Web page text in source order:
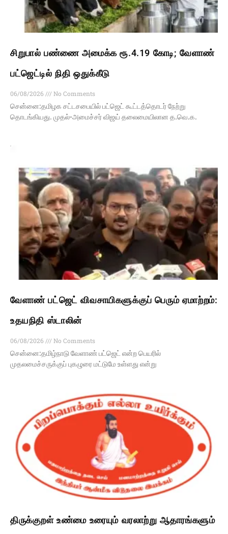
சிறுபால் பண்ணை அமைக்க ரூ.4.19 கோடி; வேளாண்
பட்ஜெட்டில் நிதி ஒதுக்கீடு
06/08/2026
No Comments
சென்னை:தமிழக சட்டசபையில் பட்ஜெட் கூட்டத்தொடர் நேற்று
தொடங்கியது. முதல்-அமைச்சர் விஜய் தலைமையிலான த.வெ.க.
வேளாண் பட்ஜெட் விவசாயிகளுக்குப் பெரும் ஏமாற்றம்:
உதயநிதி ஸ்டாலின்
06/08/2026
No Comments
சென்னை:தமிழ்நாடு வேளாண் பட்ஜெட் என்ற பெயரில்
முதலமைச்சருக்குப் புகழுரை மட்டுமே உள்ளது என்று
திருக்குறள் உண்மை உரையும் வரலாற்று ஆதாரங்களும்